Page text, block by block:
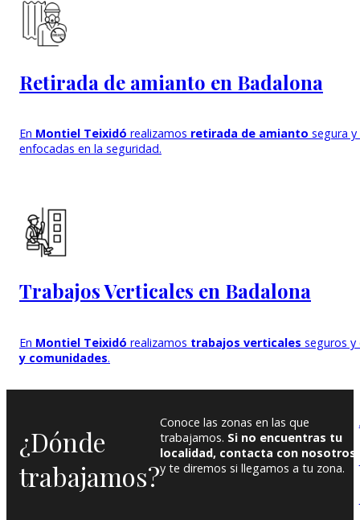
Retirada de amianto en Badalona
En Montiel Teixidó realizamos retirada de amianto segura
enfocadas en la seguridad.
Trabajos Verticales en Badalona
En Montiel Teixidó realizamos trabajos verticales seguros
y comunidades.
¿Dónde
trabajamos?
Conoce las zonas en las que
trabajamos. Si no encuentras tu
localidad, contacta con nosotros
y te diremos si llegamos a tu zona.